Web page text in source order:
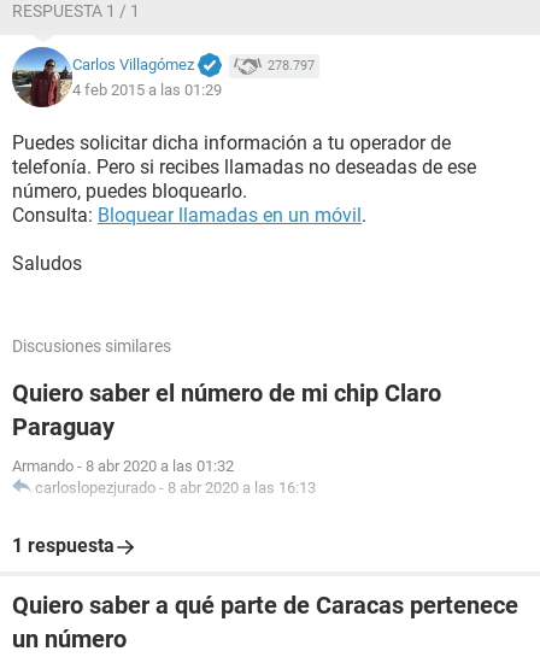
RESPUESTA 1 / 1
Carlos Villagómez 278.797
4 feb 2015 a las 01:29
Puedes solicitar dicha información a tu operador de
telefonía. Pero si recibes llamadas no deseadas de ese
número, puedes bloquearlo.
Consulta: Bloquear llamadas en un móvil.
Saludos
Discusiones similares
Quiero saber el número de mi chip Claro
Paraguay
Armando - 8 abr 2020 a las 01:32
carloslopezjurado - 8 abr 2020 a las 16:13
1 respuesta
Quiero saber a qué parte de Caracas pertenece
un número